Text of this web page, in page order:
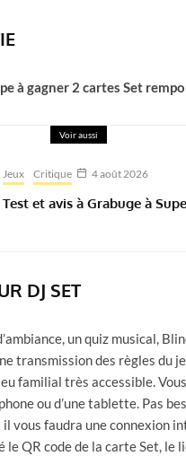
à gagner 2 cartes Set
Voir aussi
Jeux Critique 4 août 2026
Test et avis à Grabuge à
DJ SET
un quiz musical,
transmission des règles du
familial très accessible.
ou d’une tablette. Pas
il vous faudra une connexion
le QR code de la carte Set, le